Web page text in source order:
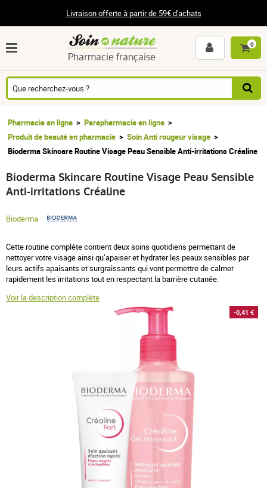
Livraison offerte à partir de 59€ d'achats
Pharmacie française
0
Pharmacie en ligne
Parapharmacie en ligne
Produit de beauté en pharmacie
Soin Anti rougeur visage
Bioderma Skincare Routine Visage Peau Sensible Anti-irritations Créaline
-0,41 €
Bioderma Skincare Routine Visage Peau Sensible
Anti-irritations Créaline
Bioderma
Cette routine complète contient deux soins quotidiens permettant de
nettoyer votre visage ainsi qu’apaiser et hydrater les peaux sensibles par
leurs actifs apaisants et surgraissants qui vont permettre de calmer
rapidement les irritations tout en respectant la barrière cutanée.
Voir la description complète